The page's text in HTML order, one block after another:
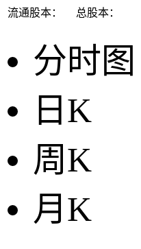
流通股本：
总股本：
分时图
日K
周K
月K